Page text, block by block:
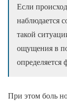
Если
наблюдается
такой
ощущения в
определяется
При этом боль